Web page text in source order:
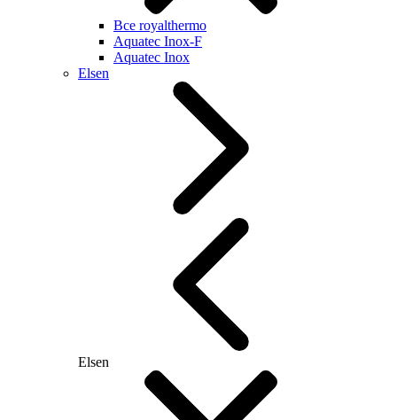
Все royalthermo
Aquatec Inox-F
Aquatec Inox
Elsen
Elsen